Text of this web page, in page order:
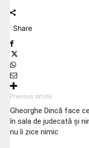
Share
Previous article
Gheorghe Dincă face
în sala de judecată și
nu îi zice nimic